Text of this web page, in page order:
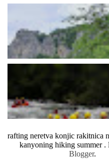
التجديف في نهر نيريتفا
rafting neretva konjic rakitnica
kanyoning hiking summer .
Blogger.